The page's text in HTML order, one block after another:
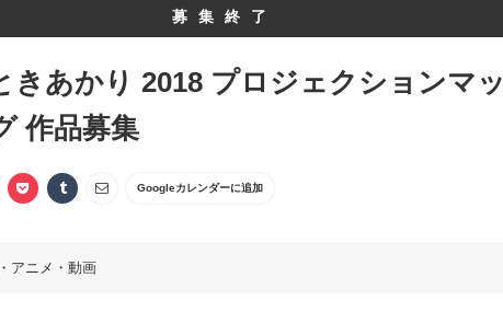
募集終了
きあかり 2018 プロジェクションマッ
作品募集
Googleカレンダーに追加
アニメ・動画